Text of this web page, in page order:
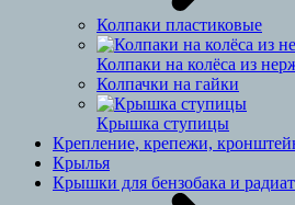
Колпаки пластиковые
Колпаки на колёса из
Колпачки на гайки
Крышка ступицы
Крепление, крепежи,
Крылья
Крышки для бензобака и